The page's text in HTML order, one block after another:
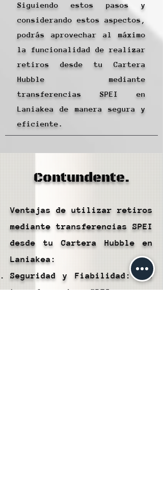
Siguiendo estos pasos y
considerando estos aspectos,
podrás aprovechar al máximo
la funcionalidad de realizar
retiros desde tu Cartera
Hubble mediante
transferencias SPEI en
Laniakea de manera segura y
eficiente.
Contundente.
Ventajas de utilizar retiros
mediante transferencias SPEI
desde tu Cartera Hubble en
Laniakea:
Seguridad y Fiabilidad: Las
transferencias SPEI son un